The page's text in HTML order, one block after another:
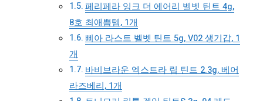
페리페라 잉크 더 에어리 벨벳 틴트 4g,
8호 최애쁨템, 1개
삐아 라스트 벨벳 틴트 5g, V02 생기갑, 1
개
바비브라운 엑스트라 립 틴트 2.3g, 베어
라즈베리, 1개